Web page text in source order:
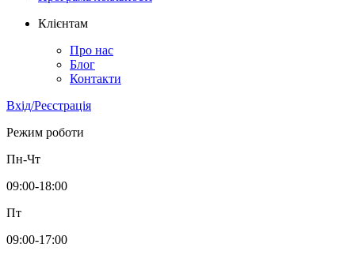
Клієнтам
Про нас
Блог
Контакти
Вхід/Реєстрація
Режим роботи
Пн-Чт
09:00-18:00
Пт
09:00-17:00